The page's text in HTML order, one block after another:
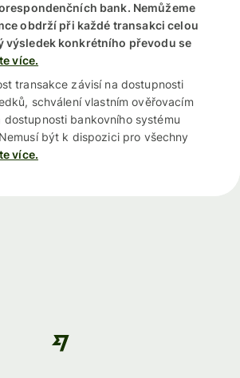
bank. Nemůžeme
obdrží při každé transakci celou
výsledek konkrétního převodu se
více.
transakce závisí na dostupnosti
schválení vlastním ověřovacím
dostupnosti bankovního systému
být k dispozici pro všechny
více.